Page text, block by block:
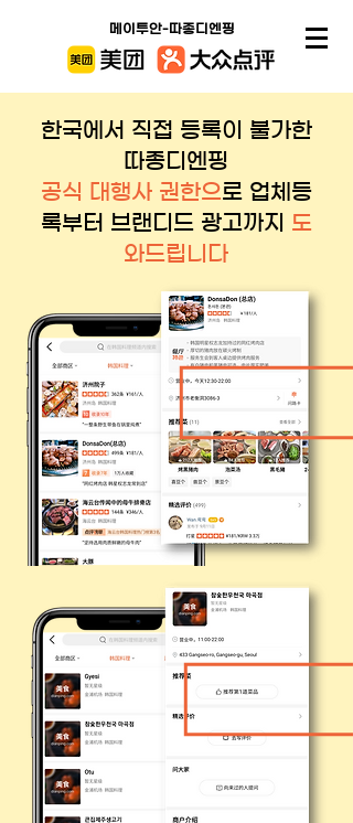
메이투안-따종디엔핑
한국에서 직접 등록이 불가한
따종디엔핑
​공식 대행사 권한으로 업체등
록부터 브랜디드 광고까지 도
와드립니다